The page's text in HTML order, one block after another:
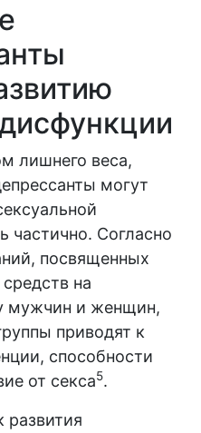
лишнего веса,
могут
частично. Согласно
посвященных
на
мужчин и женщин,
приводят к
способности
от секса5.
развития